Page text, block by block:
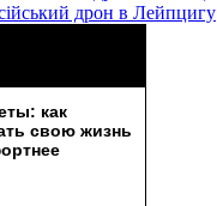
дрон в Лейпцигу